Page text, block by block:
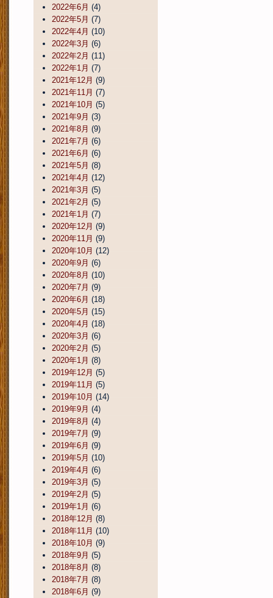
2022年6月 (4)
2022年5月 (7)
2022年4月 (10)
2022年3月 (6)
2022年2月 (11)
2022年1月 (7)
2021年12月 (9)
2021年11月 (7)
2021年10月 (5)
2021年9月 (3)
2021年8月 (9)
2021年7月 (6)
2021年6月 (6)
2021年5月 (8)
2021年4月 (12)
2021年3月 (5)
2021年2月 (5)
2021年1月 (7)
2020年12月 (9)
2020年11月 (9)
2020年10月 (12)
2020年9月 (6)
2020年8月 (10)
2020年7月 (9)
2020年6月 (18)
2020年5月 (15)
2020年4月 (18)
2020年3月 (6)
2020年2月 (5)
2020年1月 (8)
2019年12月 (5)
2019年11月 (5)
2019年10月 (14)
2019年9月 (4)
2019年8月 (4)
2019年7月 (9)
2019年6月 (9)
2019年5月 (10)
2019年4月 (6)
2019年3月 (5)
2019年2月 (5)
2019年1月 (6)
2018年12月 (8)
2018年11月 (10)
2018年10月 (9)
2018年9月 (5)
2018年8月 (8)
2018年7月 (8)
2018年6月 (9)